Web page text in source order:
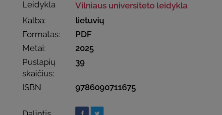
Leidykla
Vilniaus universiteto leidykla
Kalba:
lietuvių
Formatas:
PDF
Metai:
2025
Puslapių
skaičius:
39
ISBN 9786090711675